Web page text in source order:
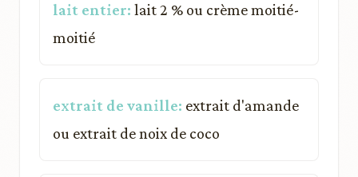
lait entier: lait 2 % ou crème moitié-
moitié
extrait de vanille: extrait d'amande
ou extrait de noix de coco